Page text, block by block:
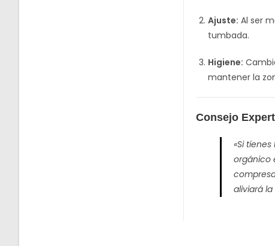
Ajuste: Al ser
tumbada.
Higiene:
mantener la
Consejo
«Si
orgánico
aliviará